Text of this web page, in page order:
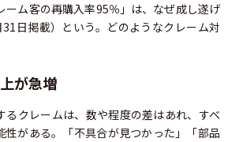
ム客の再購入率95％」は、なぜ成し遂げ
日掲載）という。どのようなクレーム対
が急増
クレームは、数や程度の差はあれ、すべ
性がある。「不具合が見つかった」「部品